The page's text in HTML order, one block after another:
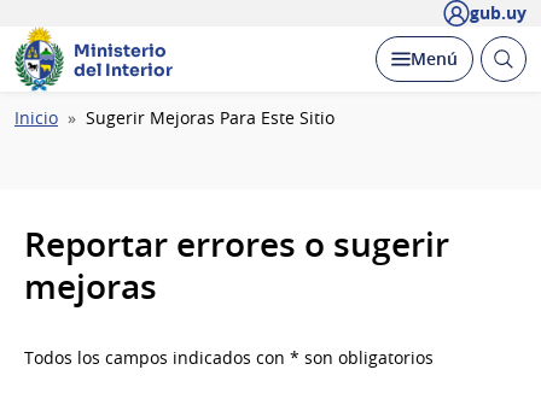
gub.uy
Ministerio
del Interior
Desplegar
Menú Abrir
Ruta
Inicio Sugerir Mejoras Para Este Sitio
Reportar errores o sugerir
mejoras
Todos los campos indicados con * son obligatorios